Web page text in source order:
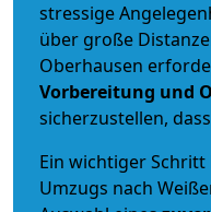
stressige
über große
Oberhausen
Vorbereitung und
sicherzustellen,
Ein wichtiger
Umzugs nach